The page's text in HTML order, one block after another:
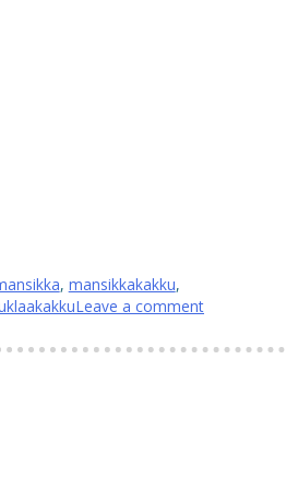
, mansikkakakku,
Leave a comment